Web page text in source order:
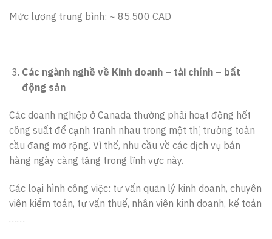
Mức lương trung bình: ~ 85.500 CAD
Các ngành nghề về Kinh doanh – tài chính – bất
động sản
Các doanh nghiệp ở Canada thường phải hoạt động hết
công suất để cạnh tranh nhau trong một thị trường toàn
cầu đang mở rộng. Vì thế, nhu cầu về các dịch vụ bán
hàng ngày càng tăng trong lĩnh vực này.
Các loại hình công việc: tư vấn quản lý kinh doanh, chuyên
viên kiểm toán, tư vấn thuế, nhân viên kinh doanh, kế toán
……